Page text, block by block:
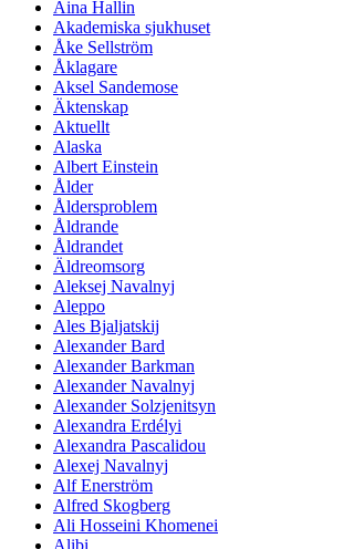
Aina Hallin
Akademiska sjukhuset
Åke Sellström
Åklagare
Aksel Sandemose
Äktenskap
Aktuellt
Alaska
Albert Einstein
Ålder
Åldersproblem
Åldrande
Åldrandet
Äldreomsorg
Aleksej Navalnyj
Aleppo
Ales Bjaljatskij
Alexander Bard
Alexander Barkman
Alexander Navalnyj
Alexander Solzjenitsyn
Alexandra Erdélyi
Alexandra Pascalidou
Alexej Navalnyj
Alf Enerström
Alfred Skogberg
Ali Hosseini Khomenei
Alibi